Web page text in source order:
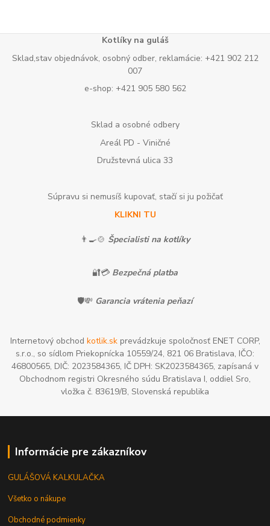
Kotlíky na guláš
Sklad,stav objednávok, osobný odber, reklamácie: +421 902 212
007
e-shop: +421 905 580 562
Sklad a osobné odbery
Areál PD - Viničné
Družstevná ulica 33
Súpravu si nemusíš kupovať, stačí si ju požičať
KLIKNI TU
👨‍🍳🍲 Špecialisti na kotlíky
🔐💳 Bezpečná platba
🛡️💸 Garancia vrátenia peňazí
Internetový obchod kotlik.skprevádzkuje spoločnosť ENET CORP,
s.r.o., so sídlom Priekopnícka 10559/24, 821 06 Bratislava, IČO:
46800565, DIČ: 2023584365, IČ DPH: SK2023584365, zapísaná v
Obchodnom registri Okresného súdu Bratislava I, oddiel Sro,
vložka č. 83619/B, Slovenská republika
Informácie pre zákazníkov
GULÁŠOVÁ KALKULAČKA
Všetko o nákupe
Obchodné podmienky